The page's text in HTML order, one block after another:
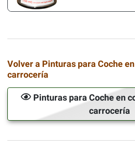
Volver a Pinturas para Coche
carrocería
Pinturas para Coche en
carrocería